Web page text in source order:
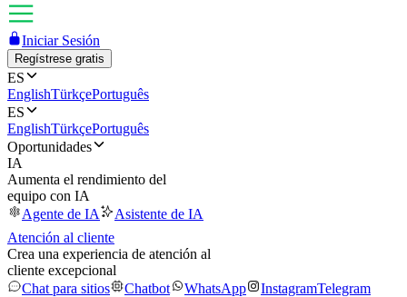
Iniciar Sesión
Regístrese gratis
ES
EnglishTürkçePortuguês
ES
EnglishTürkçePortuguês
Oportunidades
IA
Aumenta el rendimiento del
equipo con IA
Agente de IA
Asistente de IA
Atención al cliente
Crea una experiencia de atención al
cliente excepcional
Chat para sitios
Chatbot WhatsApp InstagramTelegram